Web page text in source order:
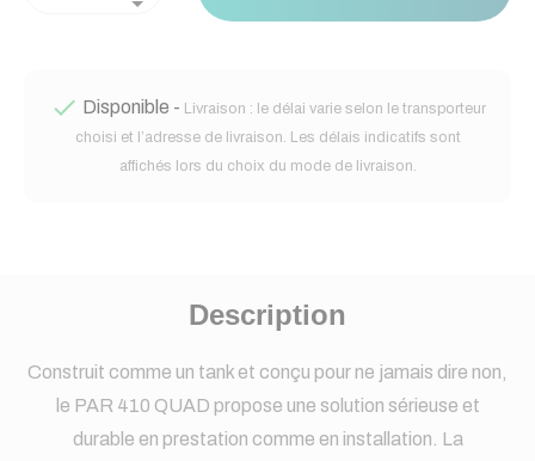
 Disponible - Livraison : le délai varie selon le transporteur
choisi et l’adresse de livraison. Les délais indicatifs sont
affichés lors du choix du mode de livraison.
Description
Construit comme un tank et conçu pour ne jamais dire non,
le PAR 410 QUAD propose une solution sérieuse et
durable en prestation comme en installation. La